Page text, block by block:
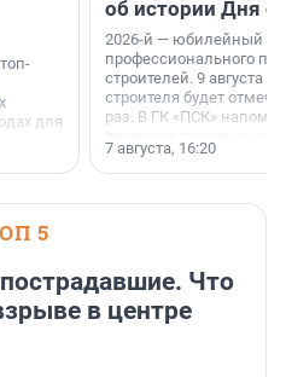
для
об истории Дня
2026-й — юбилейный
профессионального
строителей. 9 августа
строителя будет
раз. В ГК «ПСК»
поменялась роль
7 августа, 16:20
5
Что
в центре